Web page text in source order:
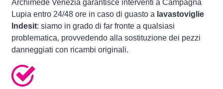
Archimede Venezia garantisce interventi a Campagna
Lupia entro 24/48 ore in caso di guasto a lavastoviglie
Indesit: siamo in grado di far fronte a qualsiasi
problematica, provvedendo alla sostituzione dei pezzi
danneggiati con ricambi originali.